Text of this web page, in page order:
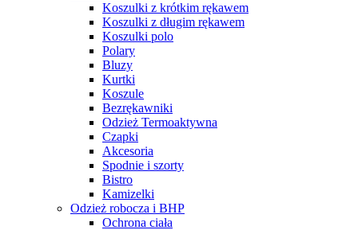
Koszulki z krótkim rękawem
Koszulki z długim rękawem
Koszulki polo
Polary
Bluzy
Kurtki
Koszule
Bezrękawniki
Odzież Termoaktywna
Czapki
Akcesoria
Spodnie i szorty
Bistro
Kamizelki
Odzież robocza i BHP
Ochrona ciała